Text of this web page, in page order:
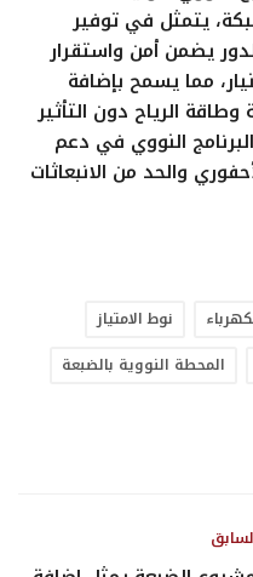
يتمثل في توفير
يضمن أمن واستقرار
، مما يسمح بإضافة
الرياح دون التأثير
النووي في دعم
والحد من الانبعاثات
نوط الامتياز
المحطة النووية بالضبعة